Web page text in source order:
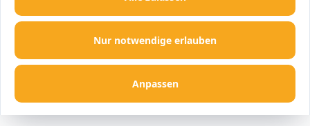
Nur notwendige erlauben
Anpassen